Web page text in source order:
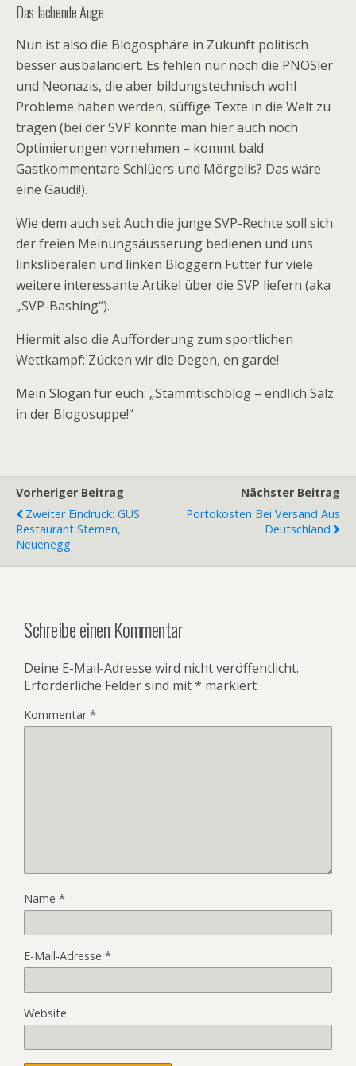
Das lachende Auge
Nun ist also die Blogosphäre in Zukunft politisch
besser ausbalanciert. Es fehlen nur noch die PNOSler
und Neonazis, die aber bildungstechnisch wohl
Probleme haben werden, süffige Texte in die Welt zu
tragen (bei der SVP könnte man hier auch noch
Optimierungen vornehmen – kommt bald
Gastkommentare Schlüers und Mörgelis? Das wäre
eine Gaudi!).
Wie dem auch sei: Auch die junge SVP-Rechte soll sich
der freien Meinungsäusserung bedienen und uns
linksliberalen und linken Bloggern Futter für viele
weitere interessante Artikel über die SVP liefern (aka
„SVP-Bashing“).
Hiermit also die Aufforderung zum sportlichen
Wettkampf: Zücken wir die Degen, en garde!
Mein Slogan für euch: „Stammtischblog – endlich Salz
in der Blogosuppe!“
Vorheriger Beitrag
Zweiter Eindruck: GUS
Restaurant Sternen,
Neuenegg
Nächster Beitrag
Portokosten Bei Versand Aus
Deutschland
Schreibe einen Kommentar
Deine E-Mail-Adresse wird nicht veröffentlicht.
Erforderliche Felder sind mit* markiert
Kommentar*
Name *
E-Mail-Adresse *
Website